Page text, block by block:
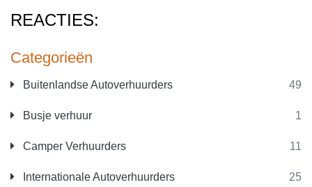
Categorieën
Buitenlandse Autoverhuurders 49
Busje verhuur 1
Camper Verhuurders 11
Internationale Autoverhuurders 25
REACTIES: